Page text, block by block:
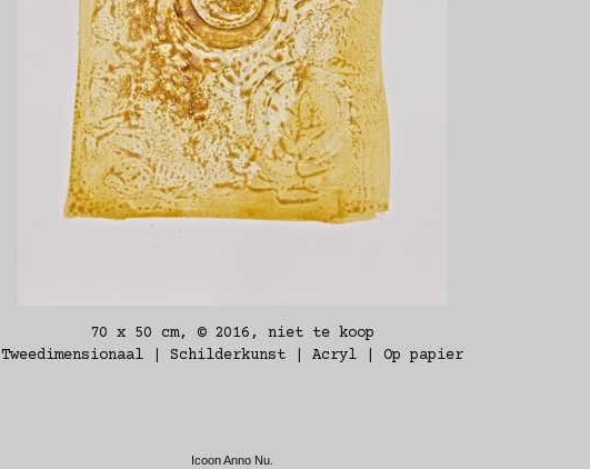
70 x 50 cm, © 2016, niet te koop
Tweedimensionaal | Schilderkunst | Acryl | Op papier
Icoon Anno Nu.